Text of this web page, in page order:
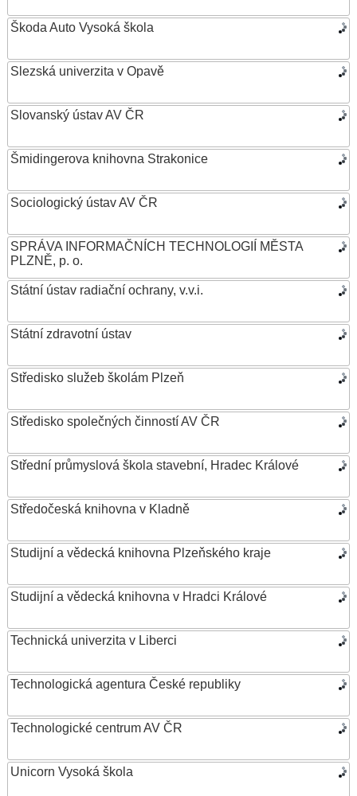
Škoda Auto Vysoká škola
Slezská univerzita v Opavě
Slovanský ústav AV ČR
Šmidingerova knihovna Strakonice
Sociologický ústav AV ČR
SPRÁVA INFORMAČNÍCH TECHNOLOGIÍ MĚSTA
PLZNĚ, p. o.
Státní ústav radiační ochrany, v.v.i.
Státní zdravotní ústav
Středisko služeb školám Plzeň
Středisko společných činností AV ČR
Střední průmyslová škola stavební, Hradec Králové
Středočeská knihovna v Kladně
Studijní a vědecká knihovna Plzeňského kraje
Studijní a vědecká knihovna v Hradci Králové
Technická univerzita v Liberci
Technologická agentura České republiky
Technologické centrum AV ČR
Unicorn Vysoká škola